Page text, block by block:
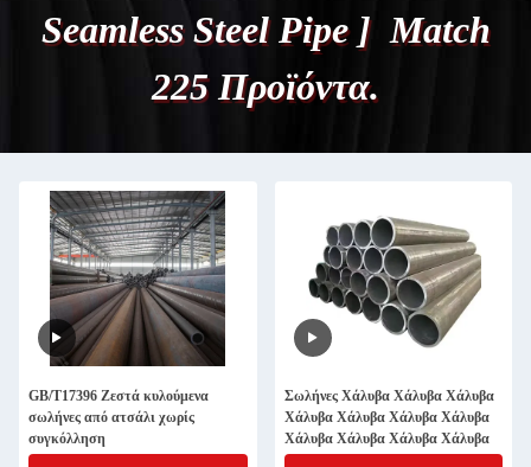
Seamless Steel Pipe ] Match
225 Προϊόντα.
GB/T17396 Ζεστά κυλούμενα
σωλήνες από ατσάλι χωρίς
συγκόλληση
Σωλήνες Χάλυβα Χάλυβα Χάλυβα
Χάλυβα Χάλυβα Χάλυβα Χάλυβα
Χάλυβα Χάλυβα Χάλυβα Χάλυβα